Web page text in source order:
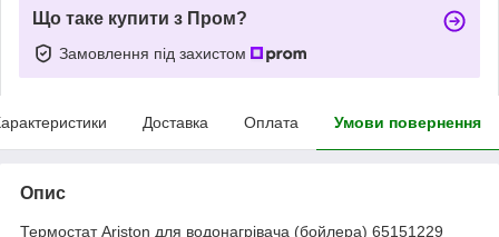
Що таке купити з Пром?
Замовлення під захистом
Доставка Оплата Умови повернення
Опис
Термостат Ariston для водонагрівача (бойлера) 65151229